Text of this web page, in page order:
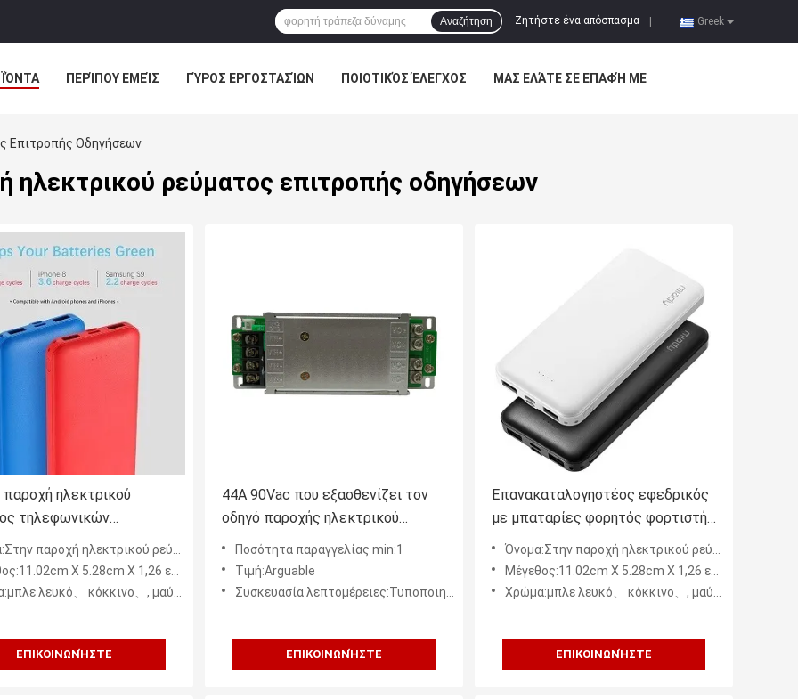
Greek
Ζητήστε ένα απόσπασμα
Αναζήτηση
ΠΕΡΊΠΟΥ ΕΜΕΊΣ ΓΎΡΟΣ ΕΡΓΟΣΤΑΣΊΩΝ ΠΟΙΟΤΙΚΌΣ ΈΛΕΓΧΟΣ ΜΑΣ ΕΛΆΤΕ ΣΕ ΕΠΑΦΉ ΜΕ
Επιτροπής Οδηγήσεων
ηλεκτρικού ρεύματος επιτροπής οδηγήσεων
ηλεκτρικού
τηλεφωνικών
μπαταριών TS16949
για το iPhone 8
ηλεκτρικού ρεύματος επιτροπής των οδηγήσεων
X 5.28cm X 1,26 εκατ.
λευκό、 κόκκινο、, μαύρο
ΕΠΙΚΟΙΝΩΝΉΣΤΕ
44A 90Vac που εξασθενίζει τον
οδηγό παροχής ηλεκτρικού
ρεύματος επιτροπής των
οδηγήσεων
Ποσότητα παραγγελίας min:1
Τιμή:Arguable
Συσκευασία λεπτομέρειες:Τυποποιημένο χαρτοκιβώτιο κοντραπλακέ εξαγωγής
ΕΠΙΚΟΙΝΩΝΉΣΤΕ
Επανακαταλογηστέος εφεδρικός
με μπαταρίες φορητός φορτιστής
10000mah για το τηλέφωνο
Όνομα:Στην παροχή ηλεκτρικού ρεύματος επιτροπής των οδηγήσεων
Μέγεθος:11.02cm X 5.28cm X 1,26 εκατ.
Χρώμα:μπλε λευκό、 κόκκινο、, μαύρο
ΕΠΙΚΟΙΝΩΝΉΣΤΕ